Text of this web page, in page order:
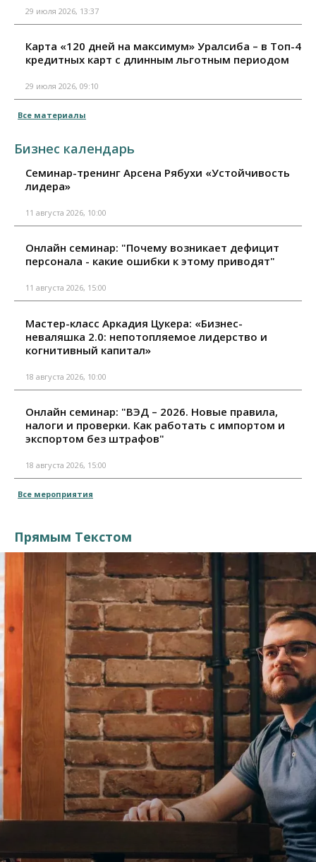
29 июля 2026, 13:37
Карта «120 дней на максимум» Уралсиба – в Топ-4
кредитных карт с длинным льготным периодом
29 июля 2026, 09:10
Все материалы
Бизнес календарь
Семинар-тренинг Арсена Рябухи «Устойчивость
лидера»
11 августа 2026, 10:00
Онлайн семинар: "Почему возникает дефицит
персонала - какие ошибки к этому приводят"
11 августа 2026, 15:00
Мастер-класс Аркадия Цукера: «Бизнес-
неваляшка 2.0: непотопляемое лидерство и
когнитивный капитал»
18 августа 2026, 10:00
Онлайн семинар: "ВЭД – 2026. Новые правила,
налоги и проверки. Как работать с импортом и
экспортом без штрафов"
18 августа 2026, 15:00
Все мероприятия
Прямым Текстом